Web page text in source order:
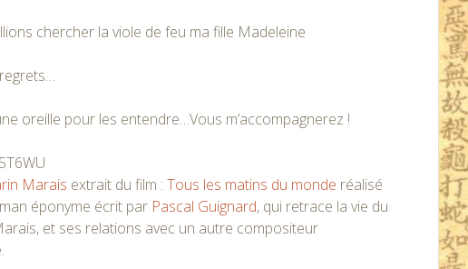
chercher la viole de feu ma fille Madeleine
oreille pour les entendre…Vous m’accompagnerez !
Marais extrait du film :Tous les matins du monde réalisé
éponyme écrit par Pascal Guignard, qui retrace la vie du
et ses relations avec un autre compositeur